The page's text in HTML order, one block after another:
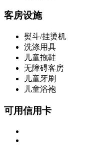
客房设施
熨斗/挂烫机
洗涤用具
儿童拖鞋
无障碍客房
儿童牙刷
儿童浴袍
可用信用卡